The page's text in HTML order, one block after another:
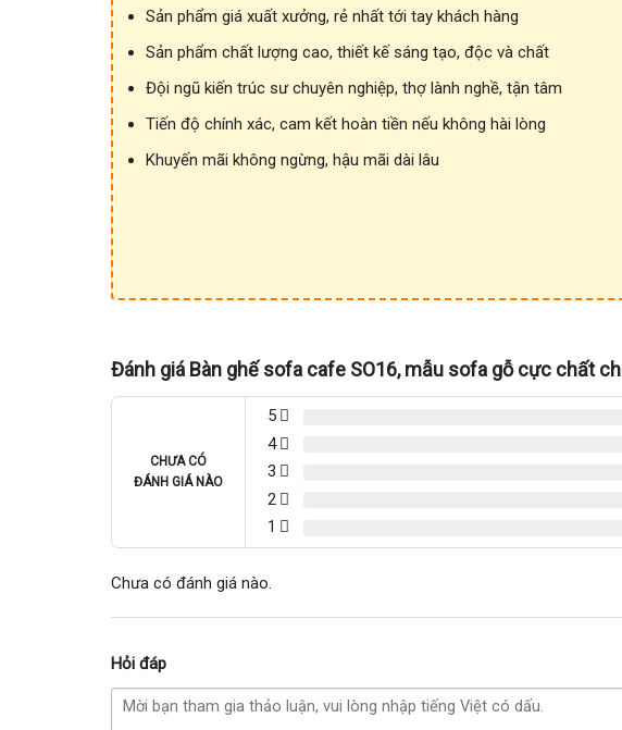
Sản phẩm giá xuất xưởng, rẻ nhất tới tay khách hàng
Sản phẩm chất lượng cao, thiết kế sáng tạo, độc và chất
Đội ngũ kiến trúc sư chuyên nghiệp, thợ lành nghề, tận tâm
Tiến độ chính xác, cam kết hoàn tiền nếu không hài lòng
Khuyến mãi không ngừng, hậu mãi dài lâu
Đánh giá Bàn ghế sofa cafe SO16, mẫu sofa gỗ cực chất
CHƯA CÓ
ĐÁNH GIÁ NÀO
5
4
3
2
1
Chưa có đánh giá nào.
Hỏi đáp